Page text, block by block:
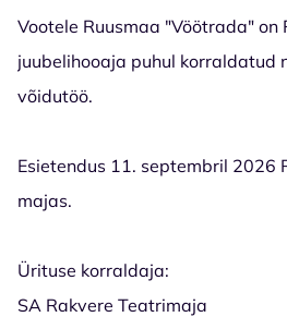
Vootele Ruusmaa "Vöötrada" on
juubelihooaja puhul korraldatud
võidutöö.
Esietendus 11. septembril 2026
majas.
Ürituse korraldaja:
SA Rakvere Teatrimaja